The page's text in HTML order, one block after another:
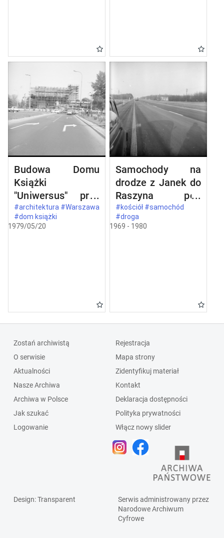
Budowa Domu
Książki
"Uniwersus" przy
ul. Belwederskiej
20/22 w
#architektura #Warszawa
#dom książki
1979/05/20
Samochody na
drodze z Janek do
Raszyna pod
Warszawą
#kościół #samochód
#droga
1969 - 1980
Zostań archiwistą
O serwisie
Aktualności
Nasze Archiwa
Archiwa w Polsce
Jak szukać
Logowanie
Rejestracja
Mapa strony
Zidentyfikuj materiał
Kontakt
Deklaracja dostępności
Polityka prywatności
Włącz nowy slider
Design: Transparent
Serwis administrowany przez
Narodowe Archiwum
Cyfrowe